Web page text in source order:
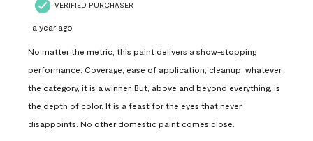
VERIFIED PURCHASER
a year ago
No matter the metric, this paint delivers a show-stopping
performance. Coverage, ease of application, cleanup, whatever
the category, it is a winner. But, above and beyond everything, is
the depth of color. It is a feast for the eyes that never
disappoints. No other domestic paint comes close.